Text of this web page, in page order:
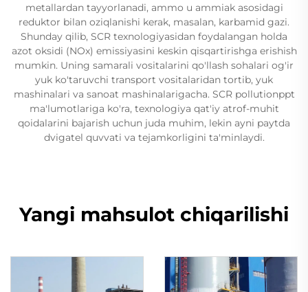
metallardan tayyorlanadi, ammo u ammiak asosidagi
reduktor bilan oziqlanishi kerak, masalan, karbamid gazi.
Shunday qilib, SCR texnologiyasidan foydalangan holda
azot oksidi (NOx) emissiyasini keskin qisqartirishga erishish
mumkin. Uning samarali vositalarini qo'llash sohalari og'ir
yuk ko'taruvchi transport vositalaridan tortib, yuk
mashinalari va sanoat mashinalarigacha. SCR pollutionppt
ma'lumotlariga ko'ra, texnologiya qat'iy atrof-muhit
qoidalarini bajarish uchun juda muhim, lekin ayni paytda
dvigatel quvvati va tejamkorligini ta'minlaydi.
Yangi mahsulot chiqarilishi